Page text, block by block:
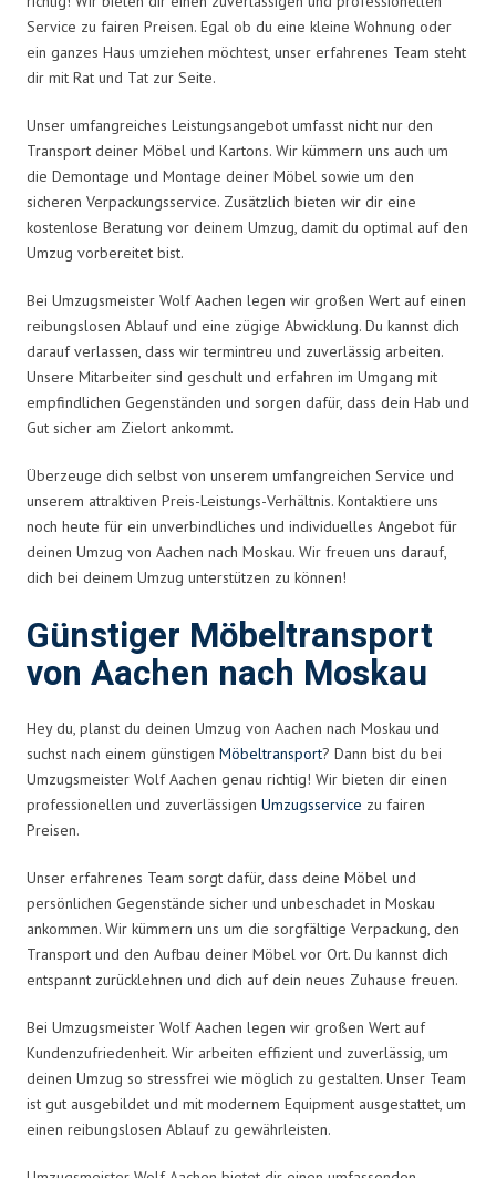
Service zu fairen Preisen. Egal ob du eine kleine Wohnung oder
ein ganzes Haus umziehen möchtest, unser erfahrenes Team steht
dir mit Rat und Tat zur Seite.
Unser umfangreiches Leistungsangebot umfasst nicht nur den
Transport deiner Möbel und Kartons. Wir kümmern uns auch um
die Demontage und Montage deiner Möbel sowie um den
sicheren Verpackungsservice. Zusätzlich bieten wir dir eine
kostenlose Beratung vor deinem Umzug, damit du optimal auf den
Umzug vorbereitet bist.
Bei Umzugsmeister Wolf Aachen legen wir großen Wert auf einen
reibungslosen Ablauf und eine zügige Abwicklung. Du kannst dich
darauf verlassen, dass wir termintreu und zuverlässig arbeiten.
Unsere Mitarbeiter sind geschult und erfahren im Umgang mit
empfindlichen Gegenständen und sorgen dafür, dass dein Hab und
Gut sicher am Zielort ankommt.
Überzeuge dich selbst von unserem umfangreichen Service und
unserem attraktiven Preis-Leistungs-Verhältnis. Kontaktiere uns
noch heute für ein unverbindliches und individuelles Angebot für
deinen Umzug von Aachen nach Moskau. Wir freuen uns darauf,
dich bei deinem Umzug unterstützen zu können!
Günstiger Möbeltransport
von Aachen nach Moskau
Hey du, planst du deinen Umzug von Aachen nach Moskau und
suchst nach einem günstigen Möbeltransport? Dann bist du bei
Umzugsmeister Wolf Aachen genau richtig! Wir bieten dir einen
professionellen und zuverlässigen Umzugsservice zu fairen
Preisen.
Unser erfahrenes Team sorgt dafür, dass deine Möbel und
persönlichen Gegenstände sicher und unbeschadet in Moskau
ankommen. Wir kümmern uns um die sorgfältige Verpackung, den
Transport und den Aufbau deiner Möbel vor Ort. Du kannst dich
entspannt zurücklehnen und dich auf dein neues Zuhause freuen.
Bei Umzugsmeister Wolf Aachen legen wir großen Wert auf
Kundenzufriedenheit. Wir arbeiten effizient und zuverlässig, um
deinen Umzug so stressfrei wie möglich zu gestalten. Unser Team
ist gut ausgebildet und mit modernem Equipment ausgestattet, um
einen reibungslosen Ablauf zu gewährleisten.